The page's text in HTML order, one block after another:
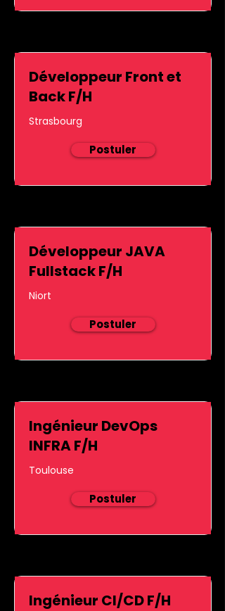
Développeur Front et
Back F/H
Strasbourg
Postuler
Développeur JAVA
Fullstack F/H
Niort
Postuler
Ingénieur DevOps
INFRA F/H
Toulouse
Postuler
Ingénieur CI/CD F/H